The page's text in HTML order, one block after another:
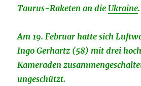
Taurus-Raketen an die Ukraine.
Am 19. Februar hatte sich
Ingo Gerhartz (58) mit drei
Kameraden
ungeschützt.